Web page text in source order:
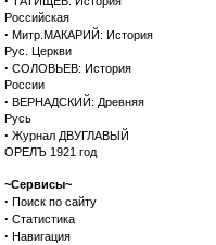
Российская
· Митр.МАКАРИЙ: История
Рус. Церкви
· СОЛОВЬЕВ: История
России
· ВЕРНАДСКИЙ: Древняя
Русь
· Журнал ДВУГЛАВЫЙ
ОРЕЛЪ 1921 год
~Сервисы~
· Поиск по сайту
· Статистика
· Навигация